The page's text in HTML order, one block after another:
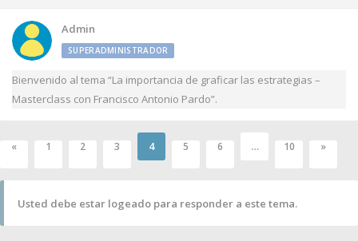
Admin
SUPERADMINISTRADOR
Bienvenido al tema “La importancia de graficar las estrategias –
Masterclass con Francisco Antonio Pardo”.
« 1 2 3 4 5 6 … 10 »
Usted debe estar logeado para responder a este tema.